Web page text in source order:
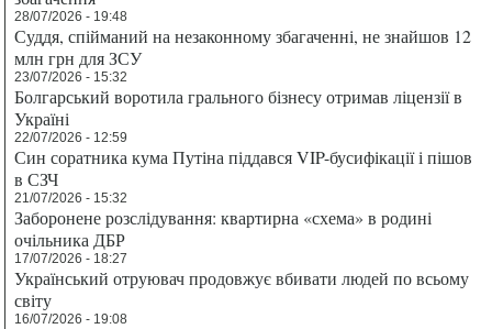
28/07/2026 - 19:48
Суддя, спійманий на незаконному збагаченні, не знайшов 12
млн грн для ЗСУ
23/07/2026 - 15:32
Болгарський воротила грального бізнесу отримав ліцензії в
Україні
22/07/2026 - 12:59
Син соратника кума Путіна піддався VIP-бусифікації і пішов
в СЗЧ
21/07/2026 - 15:32
Заборонене розслідування: квартирна «схема» в родині
очільника ДБР
17/07/2026 - 18:27
Український отруювач продовжує вбивати людей по всьому
світу
16/07/2026 - 19:08